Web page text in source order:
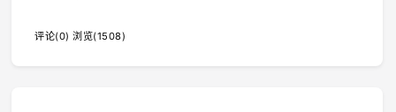
评论(0) 浏览(1508)